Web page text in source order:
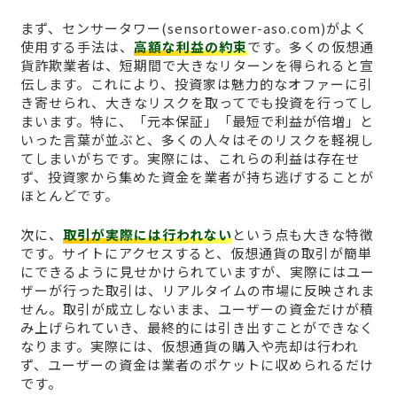
まず、センサータワー(sensortower-aso.com)がよく
使用する手法は、 高額な利益の約束です。多くの仮想通
貨詐欺業者は、短期間で大きなリターンを得られると宣
伝します。これにより、投資家は魅力的なオファーに引
き寄せられ、大きなリスクを取ってでも投資を行ってし
まいます。特に、「元本保証」「最短で利益が倍増」と
いった言葉が並ぶと、多くの人々はそのリスクを軽視し
てしまいがちです。実際には、これらの利益は存在せ
ず、投資家から集めた資金を業者が持ち逃げすることが
ほとんどです。
次に、 取引が実際には行われないという点も大きな特徴
です。サイトにアクセスすると、仮想通貨の取引が簡単
にできるように見せかけられていますが、実際にはユー
ザーが行った取引は、リアルタイムの市場に反映されま
せん。取引が成立しないまま、ユーザーの資金だけが積
み上げられていき、最終的には引き出すことができなく
なります。実際には、仮想通貨の購入や売却は行われ
ず、ユーザーの資金は業者のポケットに収められるだけ
です。